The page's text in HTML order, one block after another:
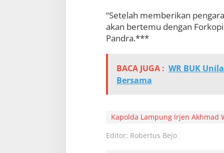
“Setelah memberikan
akan bertemu dengan
Pandra.***
BACA JUGA : WR BUK
Bersama
Kapolda Lampung Irjen Akhmad
Editor: Robertus Bejo